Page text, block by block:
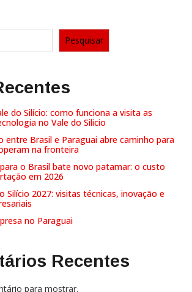
Pesquisar
do Silício: como funciona a visita as
no Vale do Silicio
entre Brasil e Paraguai abre caminho para
na fronteira
o Brasil bate novo patamar: o custo
em 2026
Silício 2027: visitas técnicas, inovação e
no Paraguai
Recentes
para mostrar.